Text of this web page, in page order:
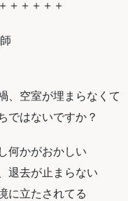
＋＋＋＋＋
、空室が埋まらなくて
ではないですか？
何かがおかしい
退去が止まらない
に立たされてる